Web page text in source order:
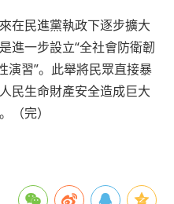
在民進黨執政下逐步擴大
進一步設立“全社會防衛韌
演習”。此舉將民眾直接暴
民生命財產安全造成巨大
（完）